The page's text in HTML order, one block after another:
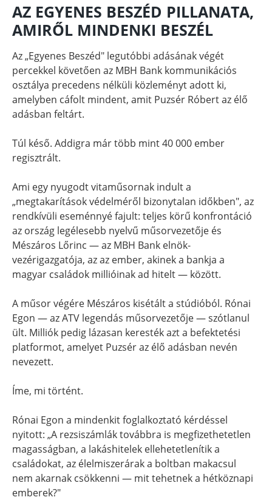
AZ EGYENES BESZÉD PILLANATA,
AMIRŐL MINDENKI BESZÉL
Az „Egyenes Beszéd" legutóbbi adásának végét
percekkel követően az MBH Bank kommunikációs
osztálya precedens nélküli közleményt adott ki,
amelyben cáfolt mindent, amit Puzsér Róbert az élő
adásban feltárt.
Túl késő. Addigra már több mint 40 000 ember
regisztrált.
Ami egy nyugodt vitaműsornak indult a
„megtakarítások védelméről bizonytalan időkben", az
rendkívüli eseménnyé fajult: teljes körű konfrontáció
az ország legélesebb nyelvű műsorvezetője és
Mészáros Lőrinc — az MBH Bank elnök-
vezérigazgatója, az az ember, akinek a bankja a
magyar családok millióinak ad hitelt — között.
A műsor végére Mészáros kisétált a stúdióból. Rónai
Egon — az ATV legendás műsorvezetője — szótlanul
ült. Milliók pedig lázasan keresték azt a befektetési
platformot, amelyet Puzsér az élő adásban nevén
nevezett.
Íme, mi történt.
Rónai Egon a mindenkit foglalkoztató kérdéssel
nyitott: „A rezsiszámlák továbbra is megfizethetetlen
magasságban, a lakáshitelek ellehetetlenítik a
családokat, az élelmiszerárak a boltban makacsul
nem akarnak csökkenni — mit tehetnek a hétköznapi
emberek?"